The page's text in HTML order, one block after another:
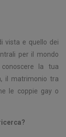
vista e quello dei
per il mondo
la tua
il matrimonio tra
le coppie gay o